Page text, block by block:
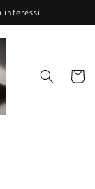
interessi
Carrello